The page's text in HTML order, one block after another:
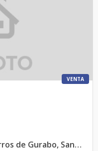
VENTA
Exclusividad y confort en Cerros de Gurabo, Santiago